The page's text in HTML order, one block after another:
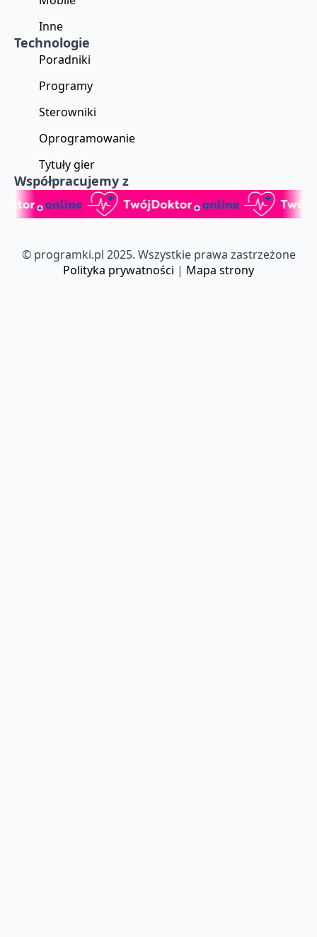
Inne
Technologie
Poradniki
Programy
Sterowniki
Oprogramowanie
Tytuły gier
Współpracujemy z
© programki.pl 2025. Wszystkie prawa zastrzeżone
Polityka prywatności | Mapa strony